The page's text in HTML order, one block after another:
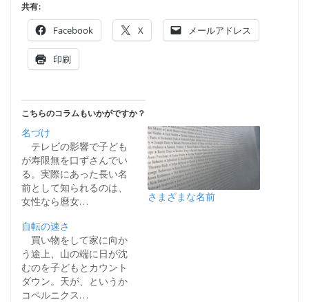
共有:
Facebook X メールアドレス
印刷
こちらのコラムもいかがですか？
名づけ
テレビの影響で子ども
が寿限無を口ずさんでい
る。実際にあった長い名
前として知られるのは、
女性なら麿女…
さまざまな名前
自転の速さ
買い物をして家に向か
う途上、山の端に日が沈
むのを子どもとカウント
ダウン。天が、というか
コペルニクス…